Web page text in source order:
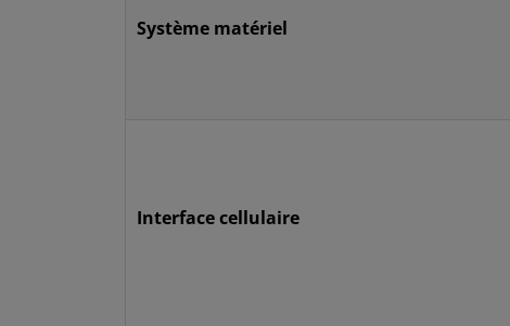
Système matériel
Interface cellulaire